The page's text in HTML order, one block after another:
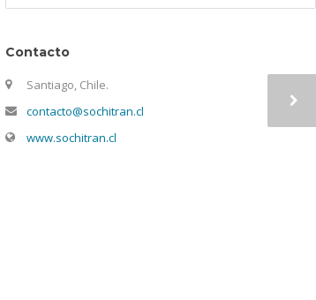
Contacto
Santiago, Chile.
contacto@sochitran.cl
www.sochitran.cl